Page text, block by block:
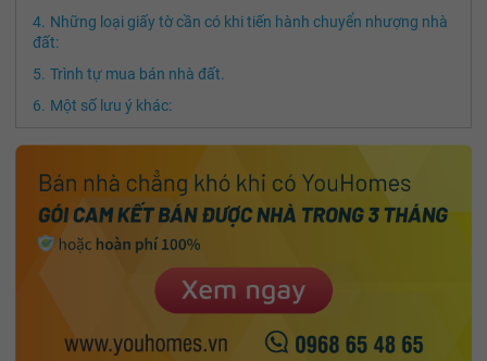
Những loại giấy tờ cần có khi tiến hành chuyển nhượng nhà
đất:
Trình tự mua bán nhà đất.
Một số lưu ý khác: